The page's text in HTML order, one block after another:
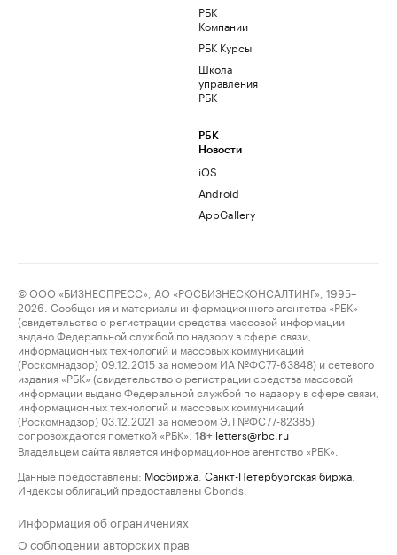
РБК
Компании
РБК Курсы
Школа
управления
РБК
РБК
Новости
iOS
Android
AppGallery
© ООО «БИЗНЕСПРЕСС», АО «РОСБИЗНЕСКОНСАЛТИНГ», 1995–
2026. Сообщения и материалы информационного агентства «РБК»
(свидетельство о регистрации средства массовой информации
выдано Федеральной службой по надзору в сфере связи,
информационных технологий и массовых коммуникаций
(Роскомнадзор) 09.12.2015 за номером ИА №ФС77-63848) и сетевого
издания «РБК» (свидетельство о регистрации средства массовой
информации выдано Федеральной службой по надзору в сфере связи,
информационных технологий и массовых коммуникаций
(Роскомнадзор) 03.12.2021 за номером ЭЛ №ФС77-82385)
сопровождаются пометкой «РБК».
18+ letters@rbc.ru
Владельцем сайта является информационное агентство «РБК».
Данные предоставлены: Мосбиржа Санкт-Петербургская биржа
Индексы облигаций предоставлены Cbonds.
Информация об ограничениях
О соблюдении авторских прав